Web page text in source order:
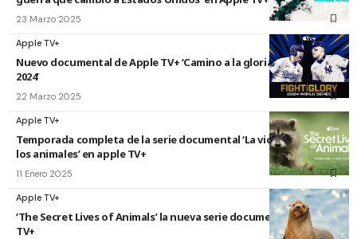
23 Marzo 2025
Apple TV+
Nuevo documental de Apple TV+ ‘Camino a la gloria: World Series
2024’
22 Marzo 2025
Apple TV+
Temporada completa de la serie documental ‘La vida secreta de
los animales’ en apple TV+
11 Enero 2025
Apple TV+
‘The Secret Lives of Animals’ la nueva serie documental de Apple
TV+